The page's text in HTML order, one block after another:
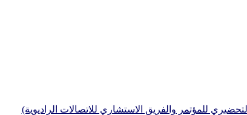
للمؤتمر والفريق الاستشاري للاتصالات الراديوية)